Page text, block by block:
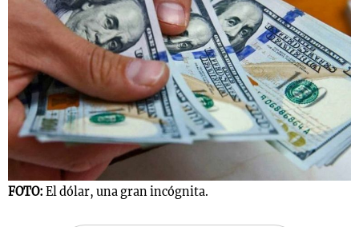
FOTO: El dólar, una gran incógnita.